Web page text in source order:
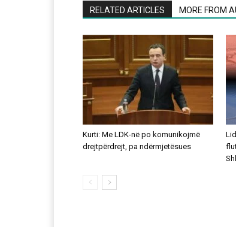
RELATED ARTICLES MORE FROM
Kurti: Me LDK-në po komunikojmë
drejtpërdrejt, pa ndërmjetësues